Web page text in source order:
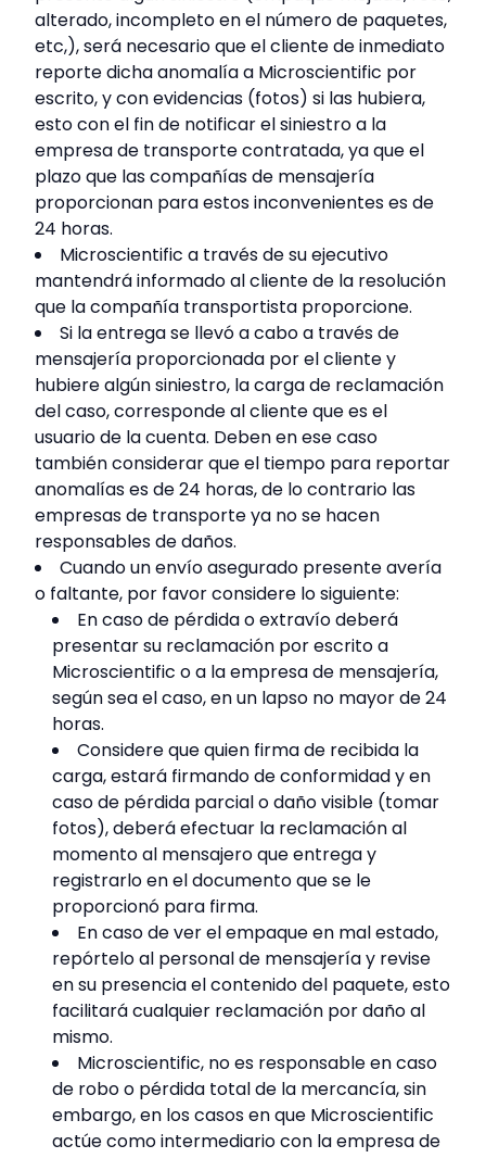
alterado, incompleto en el número de paquetes,
etc,), será necesario que el cliente de inmediato
reporte dicha anomalía a Microscientific por
escrito, y con evidencias (fotos) si las hubiera,
esto con el fin de notificar el siniestro a la
empresa de transporte contratada, ya que el
plazo que las compañías de mensajería
proporcionan para estos inconvenientes es de
24 horas.
Microscientific a través de su ejecutivo
mantendrá informado al cliente de la resolución
que la compañía transportista proporcione.
Si la entrega se llevó a cabo a través de
mensajería proporcionada por el cliente y
hubiere algún siniestro, la carga de reclamación
del caso, corresponde al cliente que es el
usuario de la cuenta. Deben en ese caso
también considerar que el tiempo para reportar
anomalías es de 24 horas, de lo contrario las
empresas de transporte ya no se hacen
responsables de daños.
Cuando un envío asegurado presente avería
o faltante, por favor considere lo siguiente:
En caso de pérdida o extravío deberá
presentar su reclamación por escrito a
Microscientific o a la empresa de mensajería,
según sea el caso, en un lapso no mayor de 24
horas.
Considere que quien firma de recibida la
carga, estará firmando de conformidad y en
caso de pérdida parcial o daño visible (tomar
fotos), deberá efectuar la reclamación al
momento al mensajero que entrega y
registrarlo en el documento que se le
proporcionó para firma.
En caso de ver el empaque en mal estado,
repórtelo al personal de mensajería y revise
en su presencia el contenido del paquete, esto
facilitará cualquier reclamación por daño al
mismo.
Microscientific, no es responsable en caso
de robo o pérdida total de la mercancía, sin
embargo, en los casos en que Microscientific
actúe como intermediario con la empresa de